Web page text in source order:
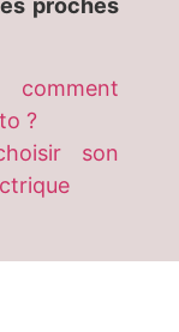
proches
?
son